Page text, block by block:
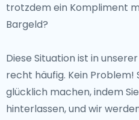
trotzdem ein Kompliment
Bargeld?
Diese Situation ist in
recht häufig. Kein Problem!
glücklich machen, indem
hinterlassen, und wir